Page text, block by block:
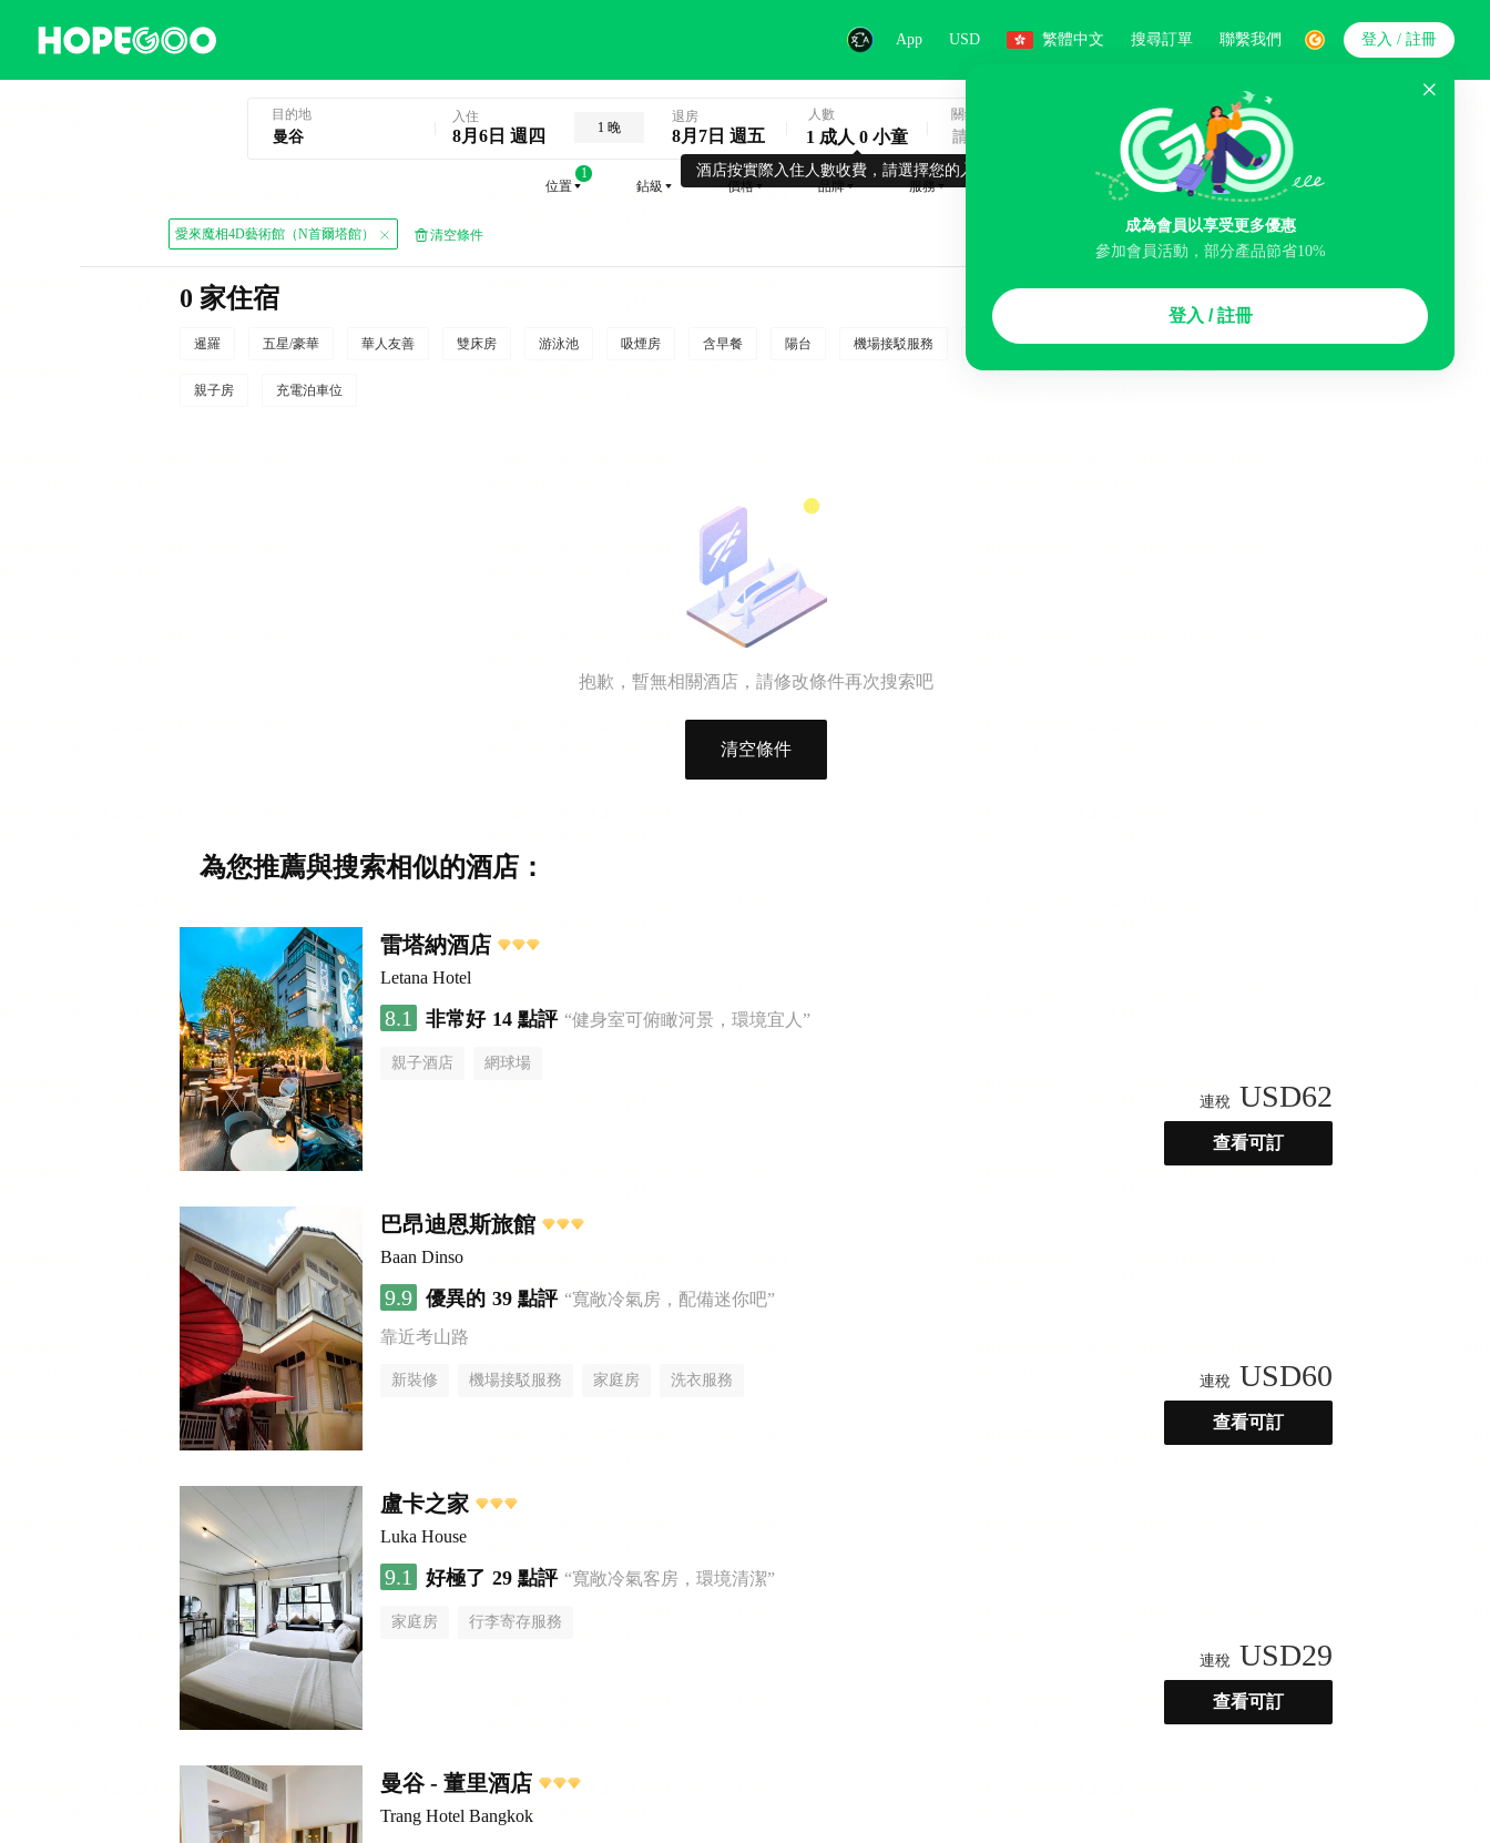
App USD 繁體中文 搜尋訂單 聯繫我們
成為會員以享受更多優惠
參加會員活動，部分產品節省10%
登入 / 註冊
登入 / 註冊
目的地 入住
8月6日 週四 1 晚
退房
8月7日 週五
酒店按實際入住人數收費，請選擇您的入住人數
人數
1 成人 0 小童
關鍵字
搜索
位置
1
鉆級
價格 品牌 服務
愛來魔相4D藝術館（N首爾塔館） 清空條件
0 家住宿
暹羅 五星/豪華 華人友善 雙床房 游泳池 吸煙房 含早餐 陽台 機場接駁服務 吸煙區 免費取消 民宿 泊車場
親子房 充電泊車位
抱歉，暫無相關酒店，請修改條件再次搜索吧
清空條件
為您推薦與搜索相似的酒店：
雷塔納酒店
Letana Hotel
8.1 非常好 14 點評 “健身室可俯瞰河景，環境宜人”
親子酒店 網球場
連稅 USD62
查看可訂
巴昂迪恩斯旅館
Baan Dinso
9.9 優異的 39 點評 “寬敞冷氣房，配備迷你吧”
靠近考山路
新裝修 機場接駁服務 家庭房 洗衣服務 連稅 USD60
查看可訂
盧卡之家
Luka House
9.1 好極了 29 點評 “寬敞冷氣客房，環境清潔”
家庭房 行李寄存服務
連稅 USD29
查看可訂
曼谷 - 董里酒店
Trang Hotel Bangkok